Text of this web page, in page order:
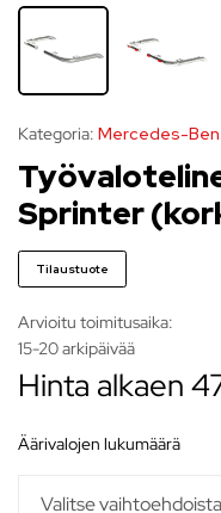
Kategoria: Mercedes-
Sprinter
Tilaustuote
Arvioitu toimitusaika:
15-20 arkipäivää
Hinta alkaen
äärivalojen lukumäärä